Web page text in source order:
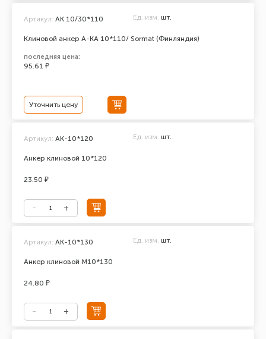
Клиновой анкер A-KA 10*110/ Sormat (Финляндия)
Артикул: AK 10/30*110 Ед. изм. шт.
последняя цена:
95.61 ₽
Уточнить цену
Анкер клиновой 10*120
Артикул: АК-10*120 Ед. изм. шт.
23.50 ₽
Анкер клиновой М10*130
Артикул: АК-10*130 Ед. изм. шт.
24.80 ₽